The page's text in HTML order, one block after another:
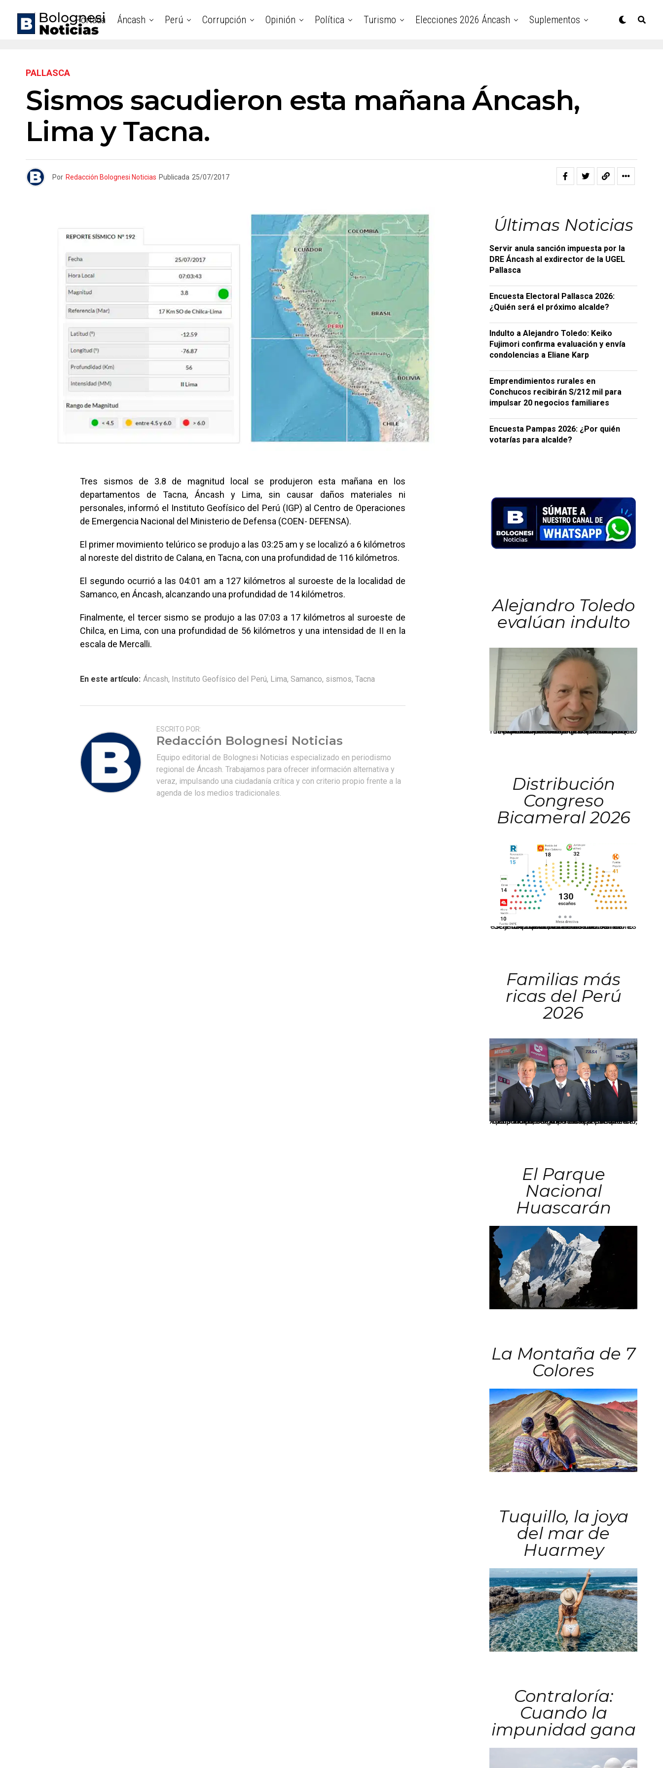
Portada Áncash Perú Corrupción Opinión Política Turismo Elecciones 2026 Áncash Suplementos
PALLASCA
Sismos sacudieron esta mañana Áncash,
Lima y Tacna.
Por Redacción Bolognesi Noticias Publicada 25/07/2017
Tres sismos de 3.8 de magnitud local se produjeron esta mañana en los
departamentos de Tacna, Áncash y Lima, sin causar daños materiales ni
personales, informó el Instituto Geofísico del Perú (IGP) al Centro de Operaciones
de Emergencia Nacional del Ministerio de Defensa (COEN- DEFENSA).
El primer movimiento telúrico se produjo a las 03:25 am y se localizó a 6 kilómetros
al noreste del distrito de Calana, en Tacna, con una profundidad de 116 kilómetros.
El segundo ocurrió a las 04:01 am a 127 kilómetros al suroeste de la localidad de
Samanco, en Áncash, alcanzando una profundidad de 14 kilómetros.
Finalmente, el tercer sismo se produjo a las 07:03 a 17 kilómetros al suroeste de
Chilca, en Lima, con una profundidad de 56 kilómetros y una intensidad de II en la
escala de Mercalli.
En este artículo: Áncash, Instituto Geofísico del Perú, Lima, Samanco, sismos, Tacna
ESCRITO POR:
Redacción Bolognesi Noticias
Equipo editorial de Bolognesi Noticias especializado en periodismo
regional de Áncash. Trabajamos para ofrecer información alternativa y
veraz, impulsando una ciudadanía crítica y con criterio propio frente a la
agenda de los medios tradicionales.
Últimas Noticias
Servir anula sanción impuesta por la
DRE Áncash al exdirector de la UGEL
Pallasca
Encuesta Electoral Pallasca 2026:
¿Quién será el próximo alcalde?
Indulto a Alejandro Toledo: Keiko
Fujimori confirma evaluación y envía
condolencias a Eliane Karp
Emprendimientos rurales en
Conchucos recibirán S/212 mil para
impulsar 20 negocios familiares
Encuesta Pampas 2026: ¿Por quién
votarías para alcalde?
Alejandro Toledo
evalúan indulto
La presidenta Keiko Fujimori informó que la solicitud de indulto presentada por el expresidente Alejandro Toledo será evaluada por la Comisión de Gracias Presidenciales conforme al procedimiento establecido.
Distribución
Congreso
Bicameral 2026
El JNE oficializó la distribución de escaños para la elección de 60 senadores y 130 diputados en las Elecciones Generales 2026, tras el restablecimiento de la Bicameralidad.
Familias más
ricas del Perú
2026
Los principales grupos empresariales del país mantienen una fuerte presencia en Áncash mediante inversiones en comercio, educación, salud e industria pesquera.
El Parque
Nacional
Huascarán
La Montaña de 7
Colores
Tuquillo, la joya
del mar de
Huarmey
Contraloría:
Cuando la
impunidad gana